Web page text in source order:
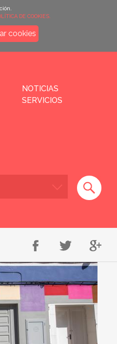
DE COOKIES.
cookies
NOTICIAS
SERVICIOS
FacebookTwitter Google+